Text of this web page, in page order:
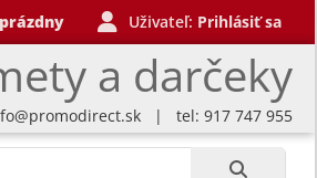
a darčeky
Uživateľ: Prihlásiť sa
| tel: 917 747 955